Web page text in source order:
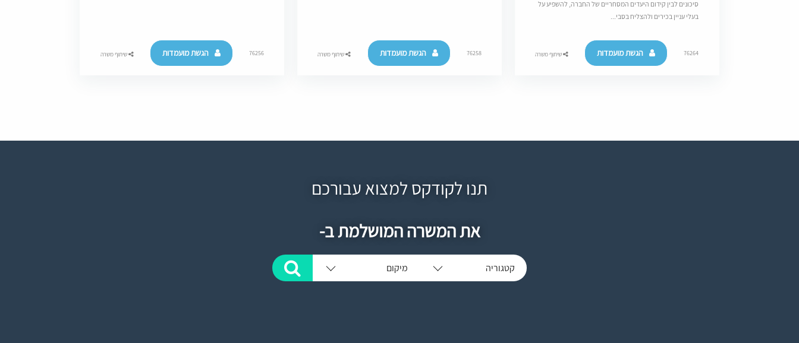
סיכונים לבין קידום היעדים המסחריים של החברה, להשפיע על
בעלי עניין בכירים ולהצליח בסבי...
76264 הגשת מועמדות שיתוף משרה 76258 הגשת מועמדות שיתוף משרה 76256 הגשת מועמדות שיתוף משרה
תנו לקודקס למצוא עבורכם
את המשרה המושלמת ב-
קטגוריה מיקום